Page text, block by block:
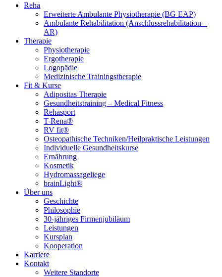
Reha
Erweiterte Ambulante Physiotherapie (BG EAP)
Ambulante Rehabilitation (Anschlussrehabilitation –
AR)
Therapie
Physiotherapie
Ergotherapie
Logopädie
Medizinische Trainingstherapie
Fit & Kurse
Adipositas Therapie
Gesundheitstraining – Medical Fitness
Rehasport
T-Rena®
RV fit®
Osteopathische Techniken/Heilpraktische Leistungen
Individuelle Gesundheitskurse
Ernährung
Kosmetik
Hydromassageliege
brainLight®
Über uns
Geschichte
Philosophie
30-jähriges Firmenjubiläum
Leistungen
Kursplan
Kooperation
Karriere
Kontakt
Weitere Standorte